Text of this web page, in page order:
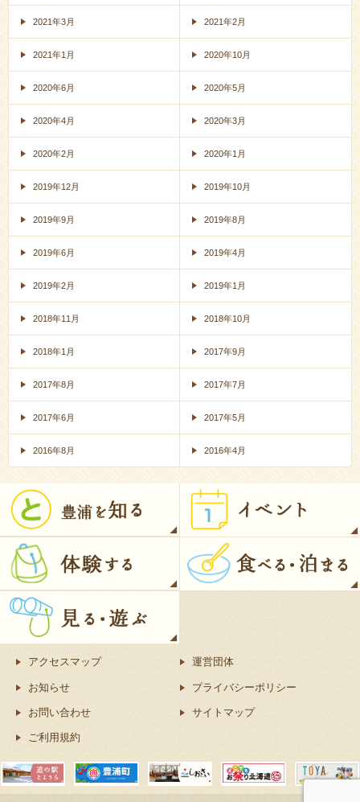
2021年3月 2021年2月
2021年1月 2020年10月
2020年6月 2020年5月
2020年4月 2020年3月
2020年2月 2020年1月
2019年12月 2019年10月
2019年9月 2019年8月
2019年6月 2019年4月
2019年2月 2019年1月
2018年11月 2018年10月
2018年1月 2017年9月
2017年8月 2017年7月
2017年6月 2017年5月
2016年8月 2016年4月
アクセスマップ
お知らせ
お問い合わせ
ご利用規約
運営団体
プライバシーポリシー
サイトマップ